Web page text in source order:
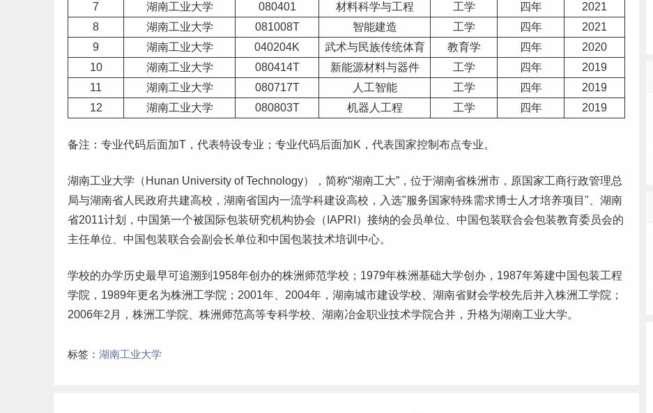
7
湖南工业大学 080401 材料科学与工程 工学 四年
2021
8
湖南工业大学 081008T 智能建造 工学 四年
2021
9
湖南工业大学 040204K 武术与民族传统体育 教育学 四年
2020
10
湖南工业大学 080414T 新能源材料与器件 工学 四年
2019
11
湖南工业大学 080717T 人工智能 工学 四年
2019
12
湖南工业大学 080803T 机器人工程 工学 四年 2019
备注：专业代码后面加T，代表特设专业；专业代码后面加K，代表国家控制布点专业。
湖南工业大学（Hunan University of Technology），简称“湖南工大”，位于湖南省株洲市，原国家工商行政管理总
局与湖南省人民政府共建高校，湖南省国内一流学科建设高校，入选"服务国家特殊需求博士人才培养项目"、湖南
省2011计划，中国第一个被国际包装研究机构协会（IAPRI）接纳的会员单位、中国包装联合会包装教育委员会的
主任单位、中国包装联合会副会长单位和中国包装技术培训中心。
学校的办学历史最早可追溯到1958年创办的株洲 师范学校；1979年株洲基础大学创办，1987年筹建中国包装工程
学院，1989年更名为株洲工学院；2001年、2004年，湖南城市建设学校、湖南省财会学校先后并入株洲工学院；
2006年2月，株洲工学院、株洲师范高等专科学校 、湖南冶金职业技术学院合并，升格为湖南工业大学。
标签： 湖南工业大学